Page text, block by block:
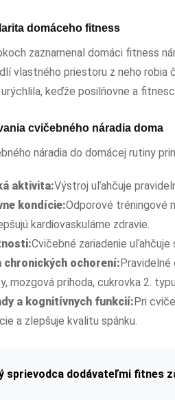
domáceho fitness
zaznamenal domáci fitness
vlastného priestoru z neho
keďže posilňovne a
cvičebného náradia doma
náradia do domácej rutiny
aktivita:Výstroj uľahčuje
kondície:Odporové tréningové
kardiovaskulárne zdravie.
Cvičebné zariadenie
chronických ochorení:
mozgová príhoda, cukrovka 2.
a kognitívnych funkcií: Pri
a zlepšuje kvalitu spánku.
sprievodca dodávateľmi fitnes